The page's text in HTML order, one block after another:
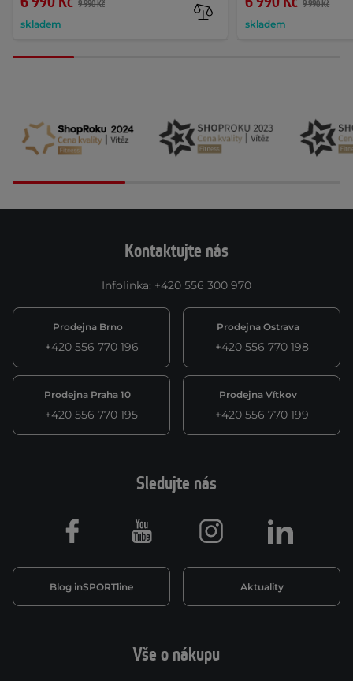
9 990 Kč
skladem
9 990 Kč
skladem
Kontaktujte nás
Infolinka: +420 556 300 970
Prodejna Brno
+420 556 770 196
Prodejna Ostrava
+420 556 770 198
Prodejna Praha 10
+420 556 770 195
Prodejna Vítkov
+420 556 770 199
Vše o nákupu
Sledujte nás
Blog inSPORTline Aktuality
Facebook Youtube Instagram LinkedIn